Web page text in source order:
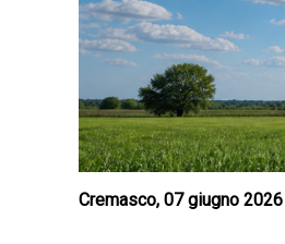
Cremasco, 07 giugno 2026